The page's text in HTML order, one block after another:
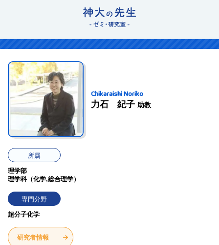
Chikaraishi Noriko
力石 紀子 助教
所属
理学部
理学科（化学,総合理学）
専門分野
超分子化学
研究者情報